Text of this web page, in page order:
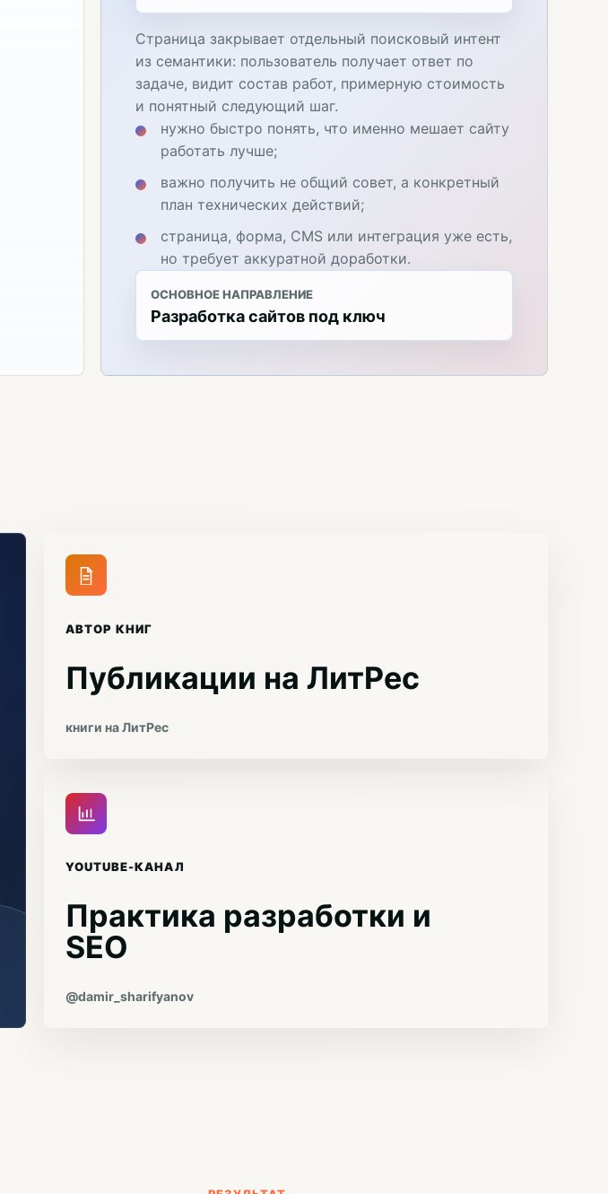
Страница закрывает отдельный поисковый интент
из семантики: пользователь получает ответ по
задаче, видит состав работ, примерную стоимость
и понятный следующий шаг.
нужно быстро понять, что именно мешает сайту
работать лучше;
важно получить не общий совет, а конкретный
план технических действий;
страница, форма, CMS или интеграция уже есть,
но требует аккуратной доработки.
ОСНОВНОЕ НАПРАВЛЕНИЕ
Разработка сайтов под ключ
АВТОР КНИГ
Публикации на ЛитРес
книги на ЛитРес
YOUTUBE-КАНАЛ
Практика разработки и
SEO
@damir_sharifyanov